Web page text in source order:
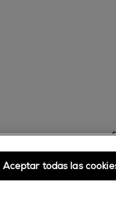
30, rue d’Alsace
Aceptar todas las